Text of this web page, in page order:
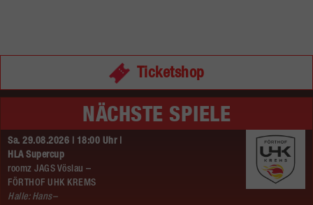
Ticketshop
NÄCHSTE SPIELE
Sa. 29.08.2026 | 18:00 Uhr |
HLA Supercup
roomz JAGS Vöslau –
FÖRTHOF UHK KREMS
Halle: Hans–